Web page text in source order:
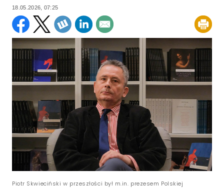
18.05.2026, 07:25
Piotr Skwieciński w przeszłości był m.in. prezesem Polskiej